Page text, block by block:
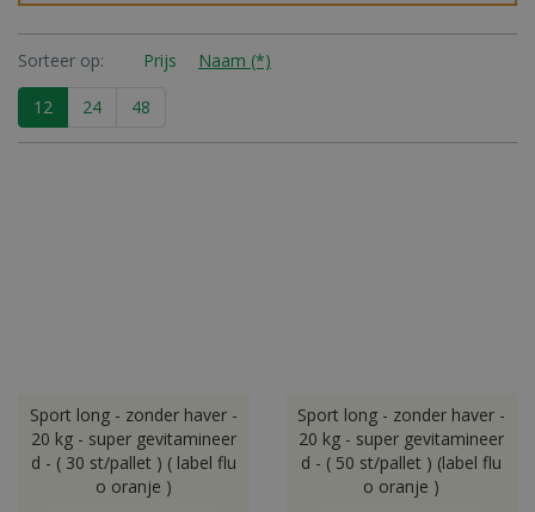
Sorteer op: Prijs Naam (*)
12 24 48
Sport long - zonder haver -
20 kg - super gevitamineer
d - ( 30 st/pallet ) ( label flu
o oranje )
Sport long - zonder haver -
20 kg - super gevitamineer
d - ( 50 st/pallet ) (label flu
o oranje )